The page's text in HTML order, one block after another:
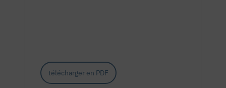
télécharger en PDF